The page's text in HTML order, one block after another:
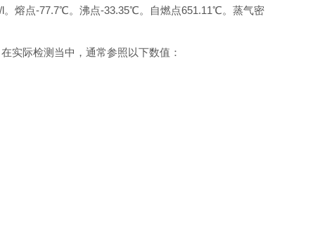
熔点-77.7℃。沸点-33.35℃。自燃点651.11℃。蒸气密
际检测当中，通常参照以下数值：